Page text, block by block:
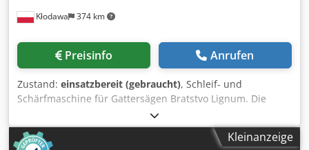
Kłodawa 374 km
Preisinfo Anrufen
Zustand: einsatzbereit (gebraucht), Schleif- und
Schärfmaschine für Gattersägen Bratstvo Lignum. Die
Maschine ist komplett und technisch funktionsfähig. Sie
kann mit Rollen zum Halten des Bandsägeblatts
nachgerüstet werden. Cjdpfjxx Uxiex Akisha
Kleinanzeige